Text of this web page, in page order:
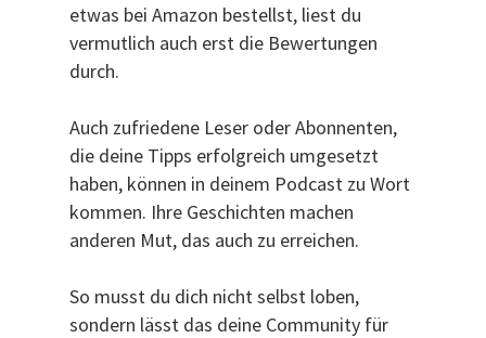
etwas bei Amazon bestellst, liest du
vermutlich auch erst die Bewertungen
durch.
Auch zufriedene Leser oder Abonnenten,
die deine Tipps erfolgreich umgesetzt
haben, können in deinem Podcast zu Wort
kommen. Ihre Geschichten machen
anderen Mut, das auch zu erreichen.
So musst du dich nicht selbst loben,
sondern lässt das deine Community für